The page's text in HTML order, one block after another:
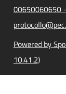
00650060650 -
Powered by
10.41.2)